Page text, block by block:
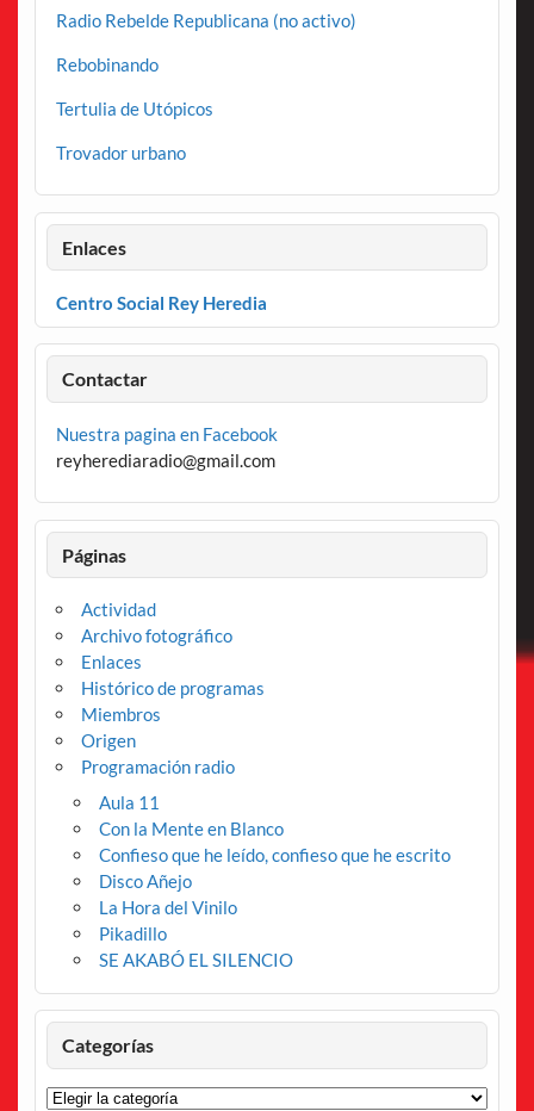
Radio Rebelde Republicana (no activo)
Rebobinando
Tertulia de Utópicos
Trovador urbano
Enlaces
Centro Social Rey Heredia
Contactar
Nuestra pagina en Facebook
reyherediaradio@gmail.com
Páginas
Actividad
Archivo fotográfico
Enlaces
Histórico de programas
Miembros
Origen
Programación radio
Aula 11
Con la Mente en Blanco
Confieso que he leído, confieso que he escrito
Disco Añejo
La Hora del Vinilo
Pikadillo
SE AKABÓ EL SILENCIO
Categorías
Categorías